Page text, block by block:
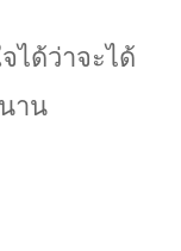
ได้ว่าจะได้
าน